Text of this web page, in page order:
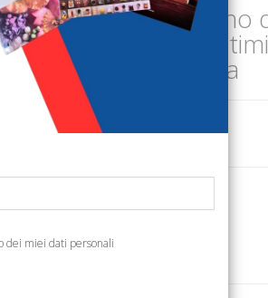
Goffredo o l'orfano
Racconto degli
Repubblica di Pisa
€ 10,00
Categoria: Narrativa e letteratura
dei miei dati personali